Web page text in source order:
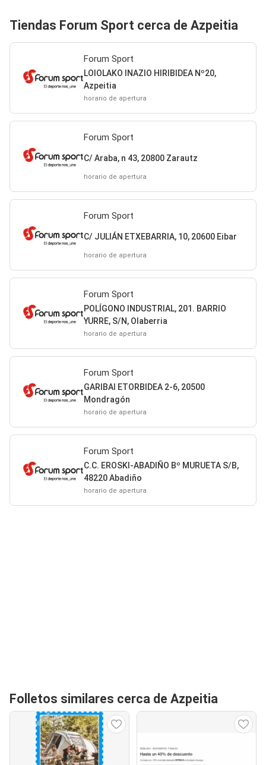
Tiendas Forum Sport cerca de Azpeitia
Forum Sport
LOIOLAKO INAZIO HIRIBIDEA Nº20,
Azpeitia
horario de apertura
Forum Sport
C/ Araba, n 43, 20800 Zarautz
horario de apertura
Forum Sport
C/ JULIÁN ETXEBARRIA, 10, 20600 Eibar
horario de apertura
Forum Sport
POLÍGONO INDUSTRIAL, 201. BARRIO
YURRE, S/N, Olaberria
horario de apertura
Forum Sport
GARIBAI ETORBIDEA 2-6, 20500
Mondragón
horario de apertura
Forum Sport
C.C. EROSKI-ABADIÑO Bº MURUETA S/B,
48220 Abadiño
horario de apertura
Folletos similares cerca de Azpeitia